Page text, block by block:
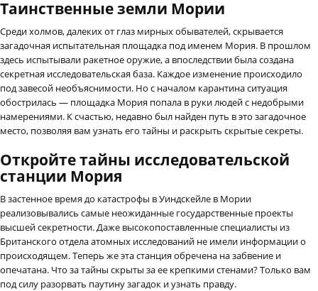
Таинственные земли Мории
Среди холмов, далеких от глаз мирных обывателей, скрывается
загадочная испытательная площадка под именем Мория. В прошлом
здесь испытывали ракетное оружие, а впоследствии была создана
секретная исследовательская база. Каждое изменение происходило
под завесой необъяснимости. Но с началом карантина ситуация
обострилась — площадка Мория попала в руки людей с недобрыми
намерениями. К счастью, недавно был найден путь в это загадочное
место, позволяя вам узнать его тайны и раскрыть скрытые секреты.
Откройте тайны исследовательской
станции Мория
В застенное время до катастрофы в Уиндскейле в Мории
реализовывались самые неожиданные государственные проекты
высшей секретности. Даже высокопоставленные специалисты из
Британского отдела атомных исследований не имели информации о
происходящем. Теперь же эта станция обречена на забвение и
опечатана. Что за тайны скрыты за ее крепкими стенами? Только вам
под силу разорвать паутину загадок и узнать правду.